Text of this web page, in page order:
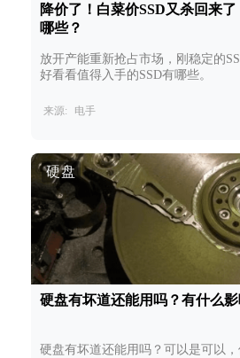
降价了！白菜价SSD又杀回来
哪些？
放开产能重新抢占市场，刚稳定的
好看看值得入手的SSD有哪些。
来源: 电手
硬盘
硬盘有坏道还能用吗？有什么
硬盘有坏道还能用吗？可以是可以